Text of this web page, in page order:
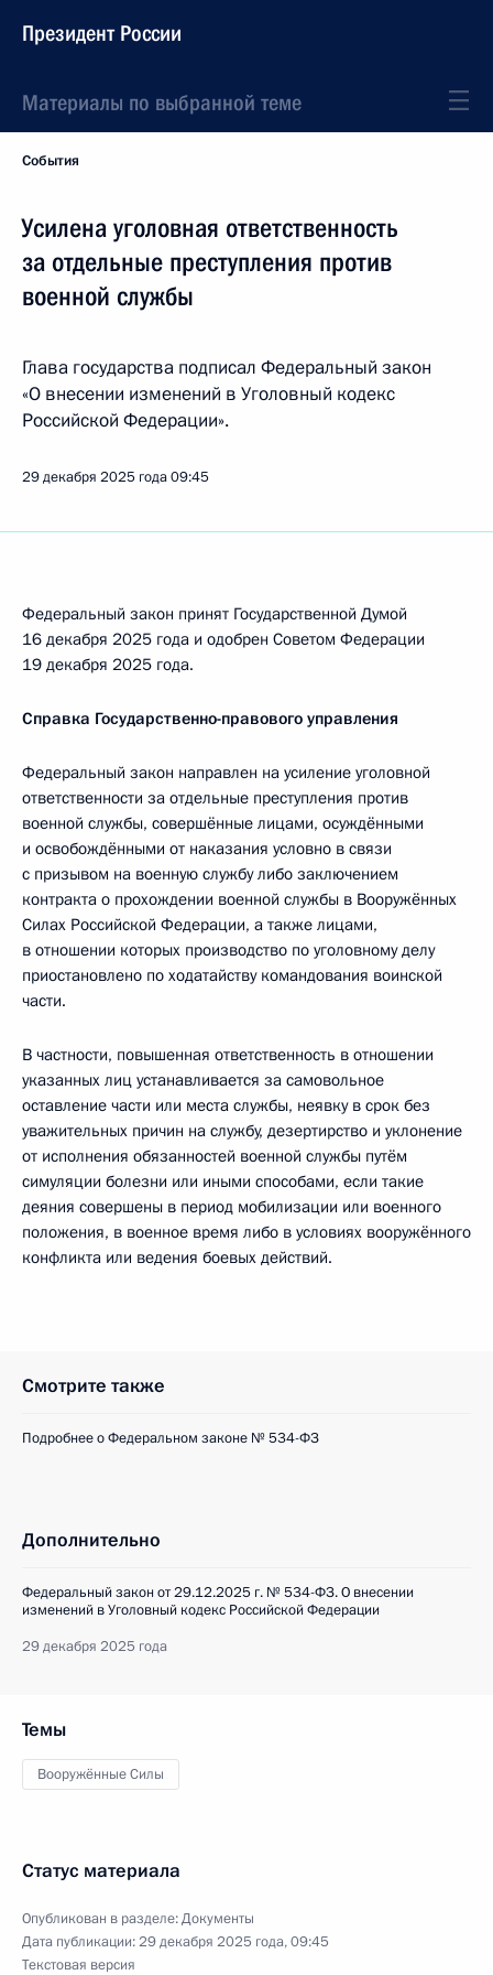
Президент России
Материалы по выбранной теме
События
Усилена уголовная ответственность
за отдельные преступления против
военной службы
Глава государства подписал Федеральный закон
«О внесении изменений в Уголовный кодекс
Российской Федерации».
29 декабря 2025 года09:45
Федеральный закон принят Государственной Думой
16 декабря 2025 года и одобрен Советом Федерации
19 декабря 2025 года.
Справка Государственно-правового управления
Федеральный закон направлен на усиление уголовной
ответственности за отдельные преступления против
военной службы, совершённые лицами, осуждёнными
и освобождёнными от наказания условно в связи
с призывом на военную службу либо заключением
контракта о прохождении военной службы в Вооружённых
Силах Российской Федерации, а также лицами,
в отношении которых производство по уголовному делу
приостановлено по ходатайству командования воинской
части.
B частности, повышенная ответственность в отношении
указанных лиц устанавливается за самовольное
оставление части или места службы, неявку в срок без
уважительных причин на службу, дезертирство и уклонение
от исполнения обязанностей военной службы путём
симуляции болезни или иными способами, если такие
деяния совершены в период мобилизации или военного
положения, в военное время либо в условиях вооружённого
конфликта или ведения боевых действий.
Смотрите также
Подробнее о Федеральном законе № 534-ФЗ
Дополнительно
Федеральный закон от 29.12.2025 г. № 534-ФЗ. О внесении
изменений в Уголовный кодекс Российской Федерации
29 декабря 2025 года
Темы
Вооружённые Силы
Статус материала
Опубликован в разделе:Документы
Дата публикации:29 декабря 2025 года, 09:45
Текстовая версия